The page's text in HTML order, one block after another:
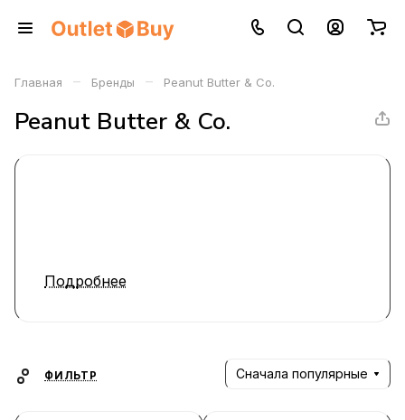
Главная – Бренды – Peanut Butter & Co.
Peanut Butter & Co.
Подробнее
ФИЛЬТР Сначала популярные